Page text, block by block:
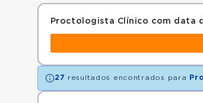
Proctologista Clínico com data
27 resultados encontrados para